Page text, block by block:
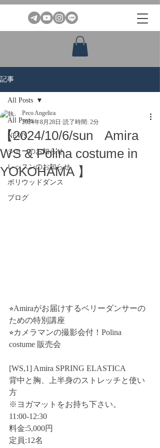
記事
All Posts
NEWS
ショーのお知らせ
レッスンのお知らせ
ボリウッドダンス
ブログ
All Posts
【2024/10/6/sun Amira
WS & Polina costume in
YOKOHAMA 】
Peco Angelica
2024年8月28日 読了時間: 2分
⭐︎Amiraがお届けするベリーダンサーの
ための特別講座
⭐︎カメラマンの撮影会付！Polina
costume 販売会
[WS,1] Amira SPRING ELASTICA
背中と胸、上半身のストレッチと使い
方
※ヨガマットをお持ち下さい。
11:00-12:30
料金:5,000円
定員:12名